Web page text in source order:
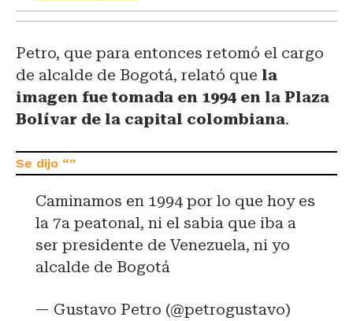
Petro, que para entonces retomó el cargo
de alcalde de Bogotá, relató que la
imagen fue tomada en 1994 en la Plaza
Bolívar de la capital colombiana.
Caminamos en 1994 por lo que hoy es
la 7a peatonal, ni el sabia que iba a
ser presidente de Venezuela, ni yo
alcalde de Bogotá
— Gustavo Petro (@petrogustavo)